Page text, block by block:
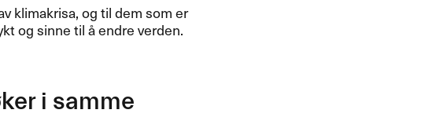
klimakrisa, og til dem som er
og sinne til å endre verden.
i samme